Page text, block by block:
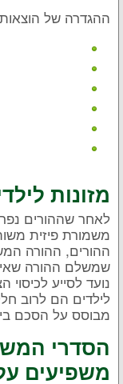
ההגדרה של
מזונות
לאחר שההורים
משמורת פיזית
ההורים, ההורה
שמשלם ההורה
נועד לסייע
לילדים הם לרוב
מבוסס על הסכם
הסדרי
משפיעים